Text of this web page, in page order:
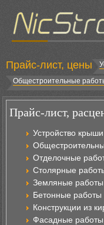
Прайс-лист, цены
Общестроительные
Прайс-лист,
Устройство
Отделочные
Столярные
Земляные работы
Бетонные работы
Конструкции из
Фасадные работы